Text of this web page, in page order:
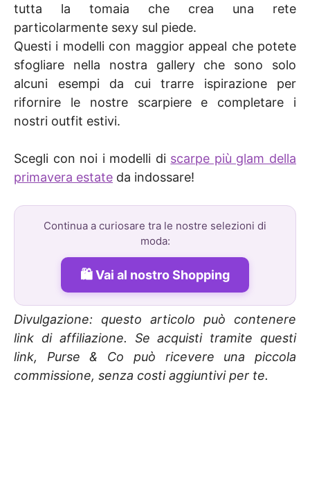
tutta la tomaia che crea una rete
particolarmente sexy sul piede.
Questi i modelli con maggior appeal che potete
sfogliare nella nostra gallery che sono solo
alcuni esempi da cui trarre ispirazione per
rifornire le nostre scarpiere e completare i
nostri outfit estivi.
Scegli con noi i modelli di scarpe più glam della
primavera estate da indossare!
Continua a curiosare tra le nostre selezioni di
moda:
Vai al nostro Shopping
Divulgazione: questo articolo può contenere
link di affiliazione. Se acquisti tramite questi
link, Purse & Co può ricevere una piccola
commissione, senza costi aggiuntivi per te.